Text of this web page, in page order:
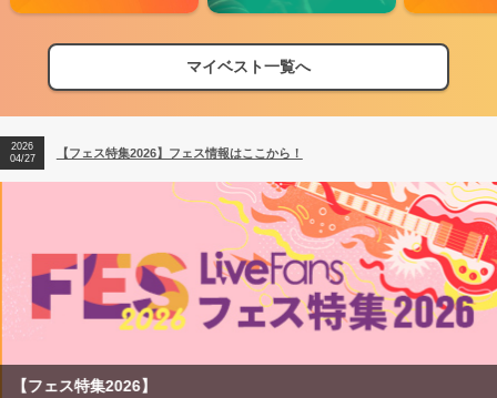
マイベスト一覧へ
【フェス特集2026】フェス情報はここから！
【ライブ動員ランキング】2026年上半期編発表！
2026
04/27
【フェス特集2026】フェス情報はここから！
2026
【ライブ動員ランキング】2026年上半期編発表！
【フェス特集2026】